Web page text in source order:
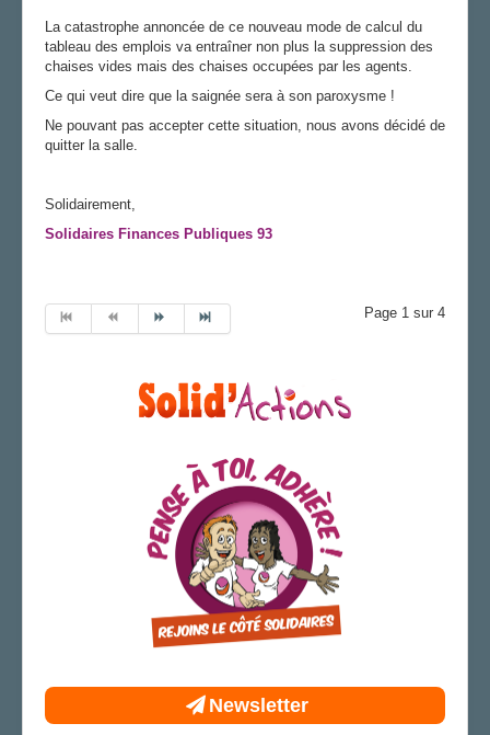
La catastrophe annoncée de ce nouveau mode de calcul du
tableau des emplois va entraîner non plus la suppression des
chaises vides mais des chaises occupées par les agents.
Ce qui veut dire que la saignée sera à son paroxysme !
Ne pouvant pas accepter cette situation, nous avons décidé de
quitter la salle.
Solidairement,
Solidaires Finances Publiques 93
Page 1 sur 4
Newsletter